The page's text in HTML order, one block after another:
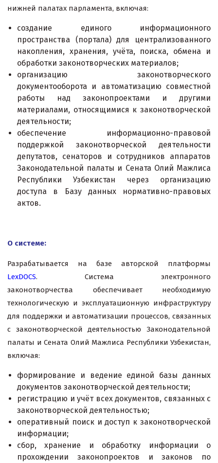
нижней палатах парламента, включая:
создание единого информационного
пространства (портала) для централизованного
накопления, хранения, учёта, поиска, обмена и
обработки законотворческих материалов;
организацию законотворческого
документооборота и автоматизацию совместной
работы над законопроектами и другими
материалами, относящимися к законотворческой
деятельности;
обеспечение информационно-правовой
поддержкой законотворческой деятельности
депутатов, сенаторов и сотрудников аппаратов
Законодательной палаты и Сената Олий Мажлиса
Республики Узбекистан через организацию
доступа в Базу данных нормативно-правовых
актов.
О системе:
Разрабатывается на базе авторской платформы
LexDOCS. Система электронного
законотворчества обеспечивает необходимую
технологическую и эксплуатационную инфраструктуру
для поддержки и автоматизации процессов, связанных
с законотворческой деятельностью Законодательной
палаты и Сената Олий Мажлиса Республики Узбекистан,
включая:
формирование и ведение единой базы данных
документов законотворческой деятельности;
регистрацию и учёт всех документов, связанных с
законотворческой деятельностью;
оперативный поиск и доступ к законотворческой
информации;
сбор, хранение и обработку информации о
прохождении законопроектов и законов по